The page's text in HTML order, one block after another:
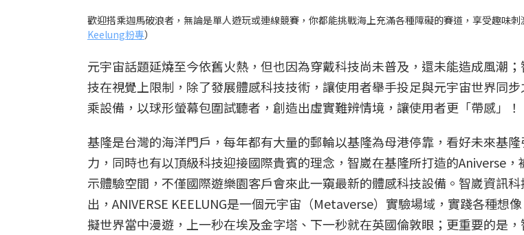
歡迎搭乘迦馬破浪者，無論是單人遊玩或連線競賽，你都能挑戰海上充滿各種障礙的賽道，享受趣味
Keelung粉專）
元宇宙話題延燒至今依舊火熱，但也因為穿戴科技尚未普及，還未能造成風潮
技在視覺上限制，除了發展體感科技技術，讓使用者舉手投足與元宇宙世界同
乘設備，以球形螢幕包圍試聽者，創造出虛實難辨情境，讓使用者更「帶感」！
基隆是台灣的海洋門戶，每年都有大量的郵輪以基隆為母港停靠，看好未來基
力，同時也有以頂級科技迎接國際貴賓的理念，智崴在基隆所打造的Aniverse
示體驗空間，不僅國際遊樂園客戶會來此一窺最新的體感科技設備。智崴資訊
出， ANIVERSE KEELUNG是一個元宇宙（Metaverse）實驗場域，實踐各種想
擬世界當中漫遊，上一秒在埃及金字塔、下一秒就在英國倫敦眼；更重要的是